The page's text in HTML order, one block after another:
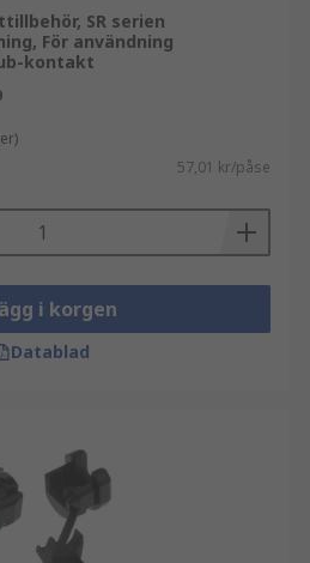
SR serien
För användning
kontakt
57,01 kr/påse
i korgen
Datablad